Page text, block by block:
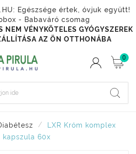
Egészsége értek, óvjuk együtt!
- Babaváró csomag
NEM VÉNYKÖTELES GYÓGYSZEREK
AZ ÖN OTTHONÁBA
0
LXR Króm komplex
kapszula 60x